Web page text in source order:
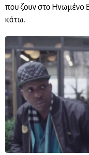
που ζουν στο Ηνωμένο
κάτω.